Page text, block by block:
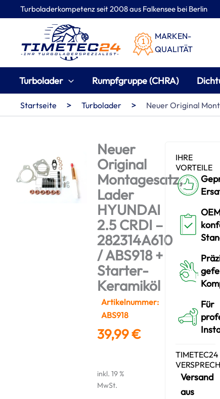
Turboladerkompetenz seit 2008 aus Falkensee bei Berlin
MARKEN-
QUALITÄT
Turbolader Rumpfgruppe (CHRA)
Inhalt
Startseite > Turbolader > Neuer Original
Neuer
Original
Montagesatz,
Lader
HYUNDAI
2.5 CRDI –
282314A610
/ ABS918 +
Starter-
Keramiköl
Artikelnummer:
ABS918
39,99€
inkl. 19 %
MwSt.
IHRE
VORTEILE
Für
TIMETEC24
Versand
aus